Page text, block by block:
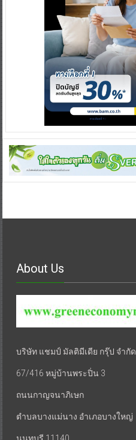
About Us
บริษัท แชมป์ มัลติมีเดีย กรุ๊ป จำกัด
67/416 หมู่บ้านพระปิ่น 3
ถนนกาญจนาภิเษก
ตำบลบางแม่นาง อำเภอบางใหญ่